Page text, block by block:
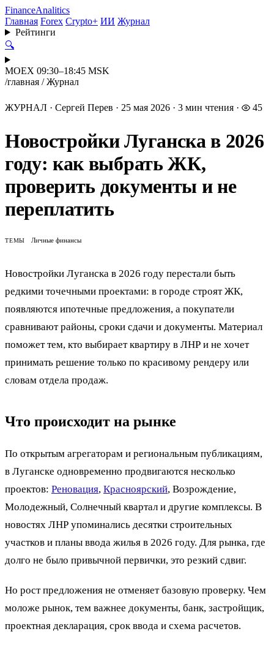
FinanceAnalitics
Главная Forex Crypto+ ИИ Журнал
Рейтинги
🔍
MOEX 09:30–18:45 MSK
/главная / Журнал
ЖУРНАЛ · Сергей Перев · 25 мая 2026 · 3 мин чтения · 45
Новостройки Луганска в 2026
году: как выбрать ЖК,
проверить документы и не
переплатить
ТЕМЫ Личные финансы
Новостройки Луганска в 2026 году перестали быть
редкими точечными проектами: в городе строят ЖК,
появляются ипотечные предложения, а покупатели
сравнивают районы, сроки сдачи и документы. Материал
поможет тем, кто выбирает квартиру в ЛНР и не хочет
принимать решение только по красивому рендеру или
словам отдела продаж.
Что происходит на рынке
По открытым агрегаторам и региональным публикациям,
в Луганске одновременно продвигаются несколько
проектов: Реновация, Красноярский, Возрождение,
Молодежный, Солнечный квартал и другие комплексы. В
новостях ЛНР упоминались десятки строительных
участков и планы ввода жилья в 2026 году. Для рынка, где
долго не было привычной первички, это резкий сдвиг.
Но рост предложения не отменяет базовую проверку. Чем
моложе рынок, тем важнее документы, банк, застройщик,
проектная декларация, срок ввода и схема расчетов.